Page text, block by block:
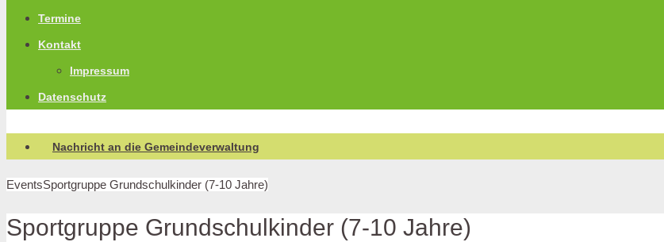
Termine
Kontakt
Impressum
Datenschutz
Nachricht an die Gemeindeverwaltung
EventsSportgruppe Grundschulkinder (7-10 Jahre)
Sportgruppe Grundschulkinder (7-10 Jahre)